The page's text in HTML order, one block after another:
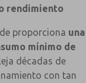
rendimiento
proporciona una
mínimo de
décadas de
con tan